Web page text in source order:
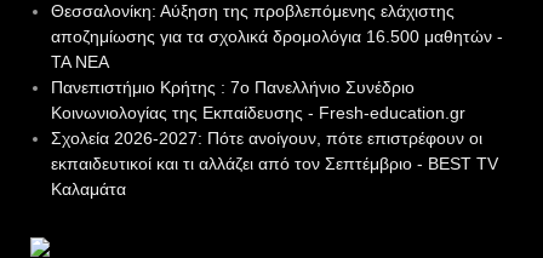
Θεσσαλονίκη: Αύξηση της προβλεπόμενης ελάχιστης
αποζημίωσης για τα σχολικά δρομολόγια 16.500 μαθητών -
ΤΑ ΝΕΑ
Πανεπιστήμιο Κρήτης : 7ο Πανελλήνιο Συνέδριο
Κοινωνιολογίας της Εκπαίδευσης - Fresh-education.gr
Σχολεία 2026-2027: Πότε ανοίγουν, πότε επιστρέφουν οι
εκπαιδευτικοί και τι αλλάζει από τον Σεπτέμβριο - BEST TV
Καλαμάτα